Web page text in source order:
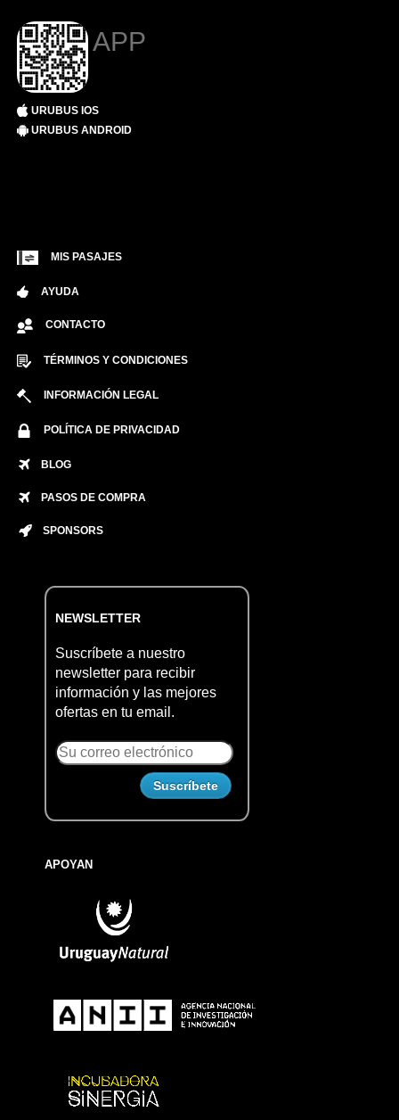
APP
URUBUS IOS
URUBUS ANDROID
MIS PASAJES
AYUDA
CONTACTO
TÉRMINOS Y CONDICIONES
INFORMACIÓN LEGAL
POLÍTICA DE PRIVACIDAD
BLOG
PASOS DE COMPRA
SPONSORS
NEWSLETTER
Suscríbete a nuestro
newsletter para recibir
información y las mejores
ofertas en tu email.
APOYAN